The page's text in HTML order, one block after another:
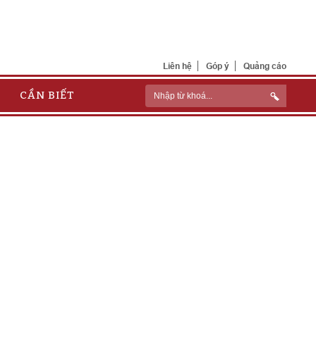
Liên hệ Góp ý Quảng cáo
CẦN BIẾT